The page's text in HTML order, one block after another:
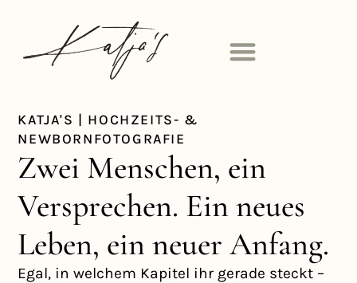
KATJA'S | HOCHZEITS- &
NEWBORNFOTOGRAFIE
Zwei Menschen, ein
Versprechen. Ein neues
Leben, ein neuer Anfang.
Egal, in welchem Kapitel ihr gerade steckt –